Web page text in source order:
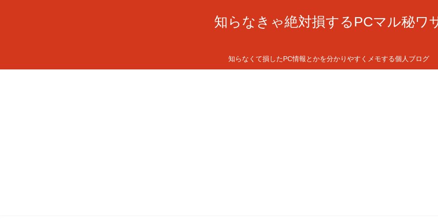
知らなきゃ絶対損するPCマル秘ワ
知らなくて損したPC情報とかを分かりやすくメモする個人ブログ